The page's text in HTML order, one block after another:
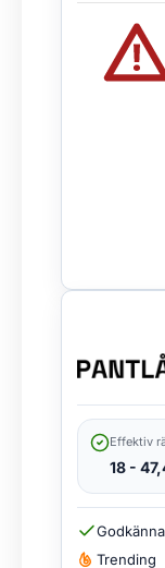
Effektiv
18 -
Trending